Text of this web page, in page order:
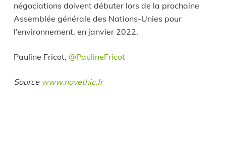
négociations doivent débuter lors de la prochaine
Assemblée générale des Nations-Unies pour
l’environnement, en janvier 2022.
Pauline Fricot, @PaulineFricot
Source www.novethic.fr